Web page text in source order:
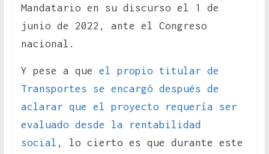
Mandatario en su discurso el 1 de
junio de 2022, ante el Congreso
nacional.
Y pese a que el propio titular de
Transportes se encargó después de
aclarar que el proyecto requería ser
evaluado desde la rentabilidad
social , lo cierto es que durante este